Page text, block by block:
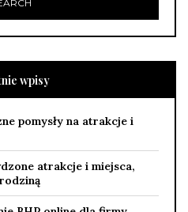
wpisy
pomysły na atrakcje i
atrakcje i miejsca,